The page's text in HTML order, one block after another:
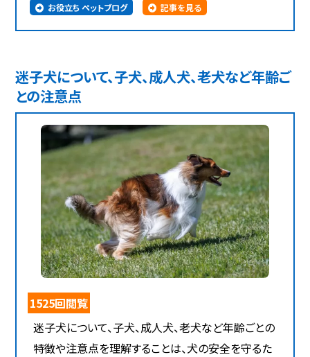
お役立ち ペットブログ 記事を見る
迷子犬について、子犬、成人犬、老犬など年齢ご
との注意点
1525回閲覧
迷子犬について、子犬、成人犬、老犬など年齢ごとの
特徴や注意点を理解することは、犬の安全を守るた